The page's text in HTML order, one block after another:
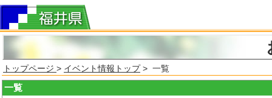
トップページ > イベント情報トップ> 一覧
一覧